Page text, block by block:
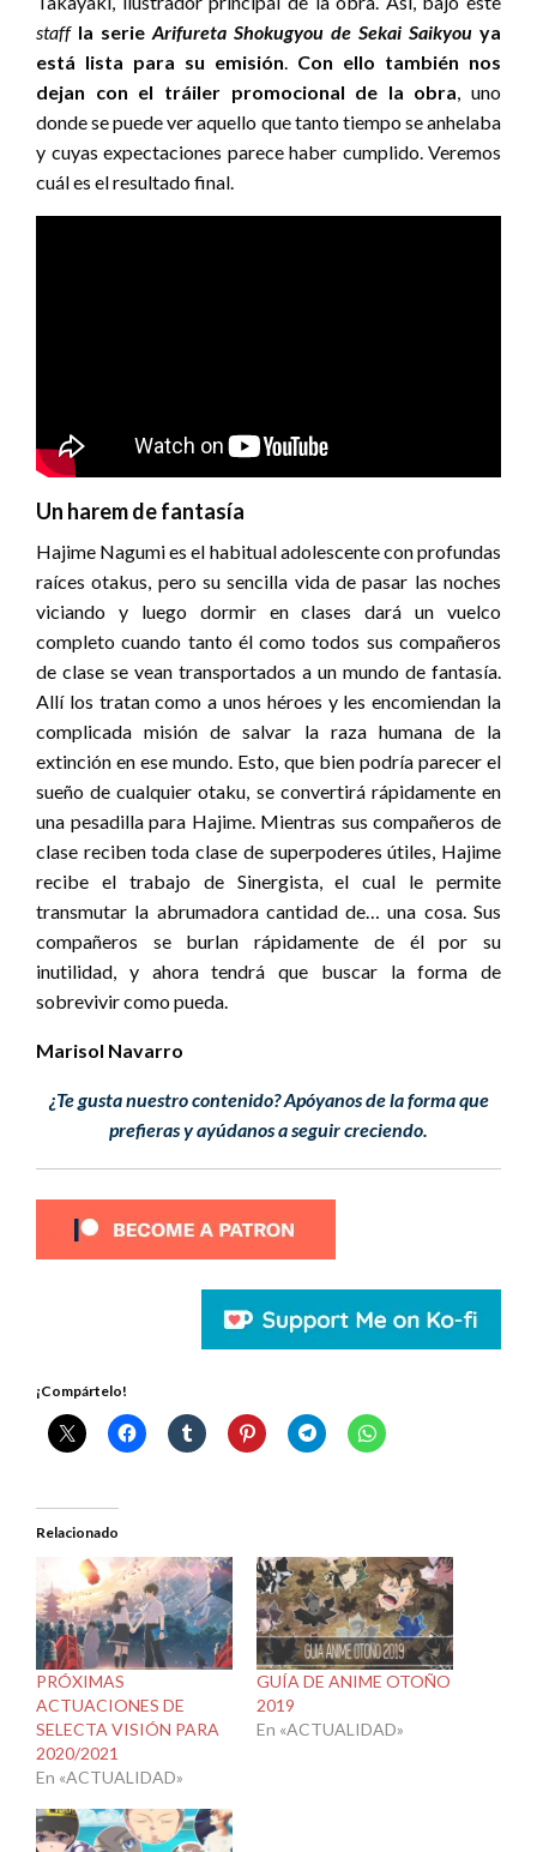
staff la serie Arifureta Shokugyou de Sekai Saikyou ya
está lista para su emisión. Con ello también nos
dejan con el tráiler promocional de la obra, uno
donde se puede ver aquello que tanto tiempo se anhelaba
y cuyas expectaciones parece haber cumplido. Veremos
cuál es el resultado final.
Un harem de fantasía
Hajime Nagumi es el habitual adolescente con profundas
raíces otakus, pero su sencilla vida de pasar las noches
viciando y luego dormir en clases dará un vuelco
completo cuando tanto él como todos sus compañeros
de clase se vean transportados a un mundo de fantasía.
Allí los tratan como a unos héroes y les encomiendan la
complicada misión de salvar la raza humana de la
extinción en ese mundo. Esto, que bien podría parecer el
sueño de cualquier otaku, se convertirá rápidamente en
una pesadilla para Hajime. Mientras sus compañeros de
clase reciben toda clase de superpoderes útiles, Hajime
recibe el trabajo de Sinergista, el cual le permite
transmutar la abrumadora cantidad de… una cosa. Sus
compañeros se burlan rápidamente de él por su
inutilidad, y ahora tendrá que buscar la forma de
sobrevivir como pueda.
Marisol Navarro
¿Te gusta nuestro contenido? Apóyanos de la forma que
prefieras y ayúdanos a seguir creciendo.
¡Compártelo!
Relacionado
PRÓXIMAS
ACTUACIONES DE
SELECTA VISIÓN PARA
2020/2021
En «ACTUALIDAD»
GUÍA DE ANIME OTOÑO
2019
En «ACTUALIDAD»